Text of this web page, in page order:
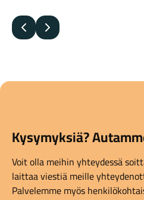
Edellinen
Seuraava
Kysymyksiä?
Voit olla meihin yhteydessä
laittaa viestiä meille
Palvelemme myös